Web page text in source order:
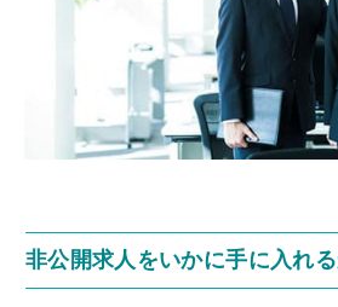
非公開求人をいかに手に入れ